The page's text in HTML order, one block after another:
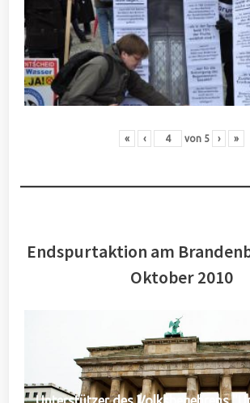
« ‹ von 5 › »
Endspurtaktion am
Oktober 2010